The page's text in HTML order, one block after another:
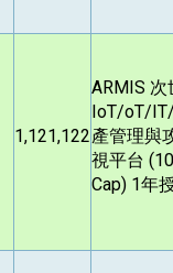
1,121,122
ARMIS 次
IoT/oT/
產管理與
視平台
Cap) 1年